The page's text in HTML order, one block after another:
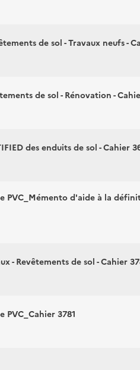
de sol - Travaux neufs -
de sol - Rénovation -
des enduits de sol - Cahier
PVC_Mémento d'aide à la
- Revêtements de sol - Cahier
3781